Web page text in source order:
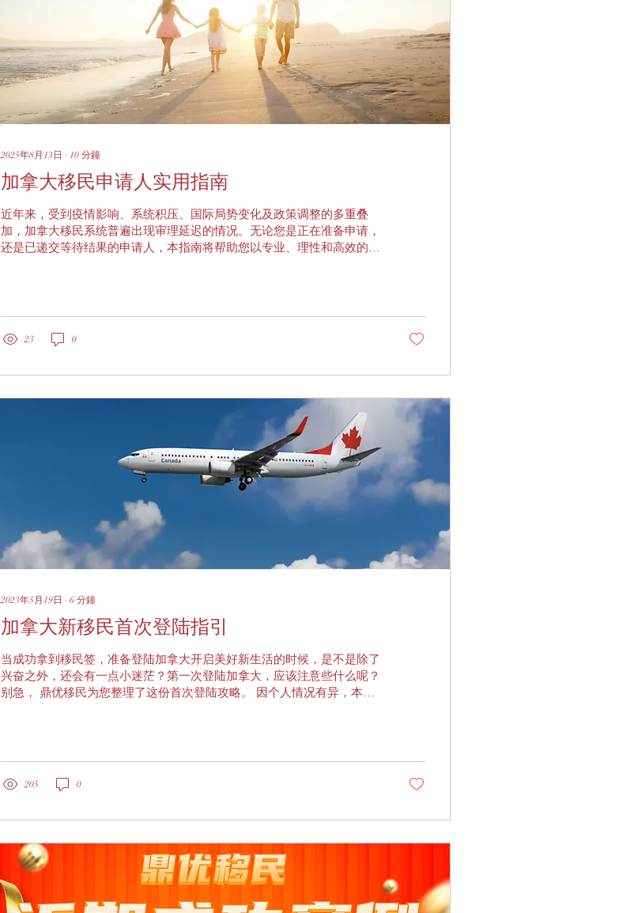
2025年8月13日 ∙ 10 分鐘
加拿大移民申请人实用指南
近年来，受到疫情影响、系统积压、国际局势变化及政策调整的多重叠
加，加拿大移民系统普遍出现审理延迟的情况。无论您是正在准备申请，
还是已递交等待结果的申请人，本指南将帮助您以专业、理性和高效的方
23 0
2023年5月19日 ∙ 6 分鐘
加拿大新移民首次登陆指引
当成功拿到移民签，准备登陆加拿大开启美好新生活的时候，是不是除了
兴奋之外，还会有一点小迷茫？第一次登陆加拿大，应该注意些什么呢？
别急， 鼎优移民为您整理了这份首次登陆攻略。 因个人情况有异，本文
205 0